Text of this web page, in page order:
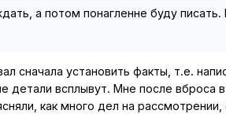
а потом понагленне буду писать.
установить факты, т.е.
всплывут. Мне после вброса в
как много дел на рассмотрении,